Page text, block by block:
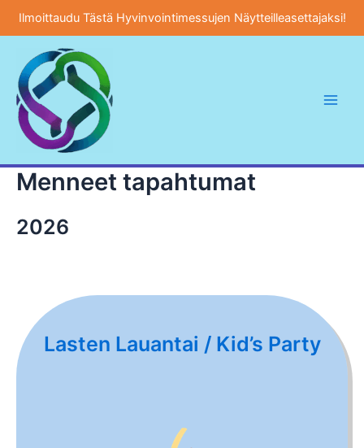
Ilmoittaudu Tästä Hyvinvointimessujen Näytteilleasettajaksi!
sisältöön
Menneet tapahtumat
2026
Lasten Lauantai / Kid’s Party